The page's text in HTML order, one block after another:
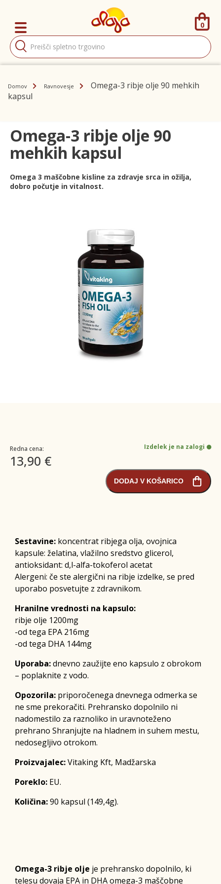
Products
search
0
Domov Ravnovesje
Omega-3 ribje olje 90 mehkih
kapsul
Omega-3 ribje olje 90
mehkih kapsul
Omega 3 maščobne kisline za zdravje srca in ožilja,
dobro počutje in vitalnost.
Redna cena:
13,90 €
Izdelek je na zalogi
DODAJ V KOŠARICO
Sestavine: koncentrat ribjega olja, ovojnica
kapsule: želatina, vlažilno sredstvo glicerol,
antioksidant: d,l-alfa-tokoferol acetat
Alergeni: če ste alergični na ribje izdelke, se pred
uporabo posvetujte z zdravnikom.
Hranilne vrednosti na kapsulo:
ribje olje 1200mg
-od tega EPA 216mg
-od tega DHA 144mg
Uporaba:dnevno zaužijte eno kapsulo z obrokom
– poplaknite z vodo.
Opozorila: priporočenega dnevnega odmerka se
ne sme prekoračiti. Prehransko dopolnilo ni
nadomestilo za raznoliko in uravnoteženo
prehrano Shranjujte na hladnem in suhem mestu,
nedosegljivo otrokom.
Proizvajalec:Vitaking Kft, Madžarska
Poreklo: EU.
Količina:90 kapsul (149,4g).
Omega-3 ribje olje je prehransko dopolnilo, ki
telesu dovaja EPA in DHA omega-3 maščobne